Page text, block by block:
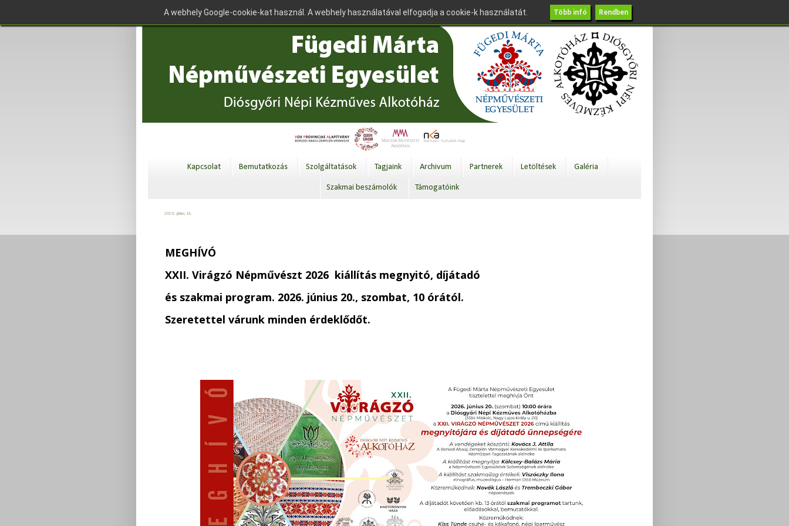
Kapcsolat Bemutatkozás Szolgáltatások Tagjaink Archivum Partnerek Letöltések Galéria
Szakmai beszámolók Támogatóink
2026. június 14.
MEGHÍVÓ
XXII. Virágzó Népművészt 2026 kiállítás megnyitó, díjátadó
és szakmai program. 2026. június 20., szombat, 10 órától.
Szeretettel várunk minden érdeklődőt.
A webhely Google-cookie-kat használ. A webhely használatával elfogadja a cookie-k használatát. Több infó Rendben